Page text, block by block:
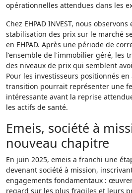
opérationnelles attendues dans les
Chez EHPAD INVEST, nous
stabilisation des prix sur le marché
en EHPAD. Après une période de
l'ensemble de l'immobilier géré, les
des niveaux de prix qui semblent
Pour les investisseurs positionnés
transition pourrait représenter une
intéressante avant la reprise
les actifs de santé.
Emeis, société à
nouveau chapitre
En juin 2025, emeis a franchi une
devenant société à mission,
engagements fondamentaux :
regard sur les plus fragiles et leurs